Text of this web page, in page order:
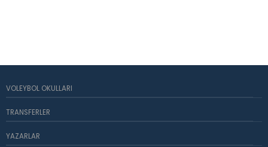
VOLEYBOL OKULLARI
TRANSFERLER
YAZARLAR